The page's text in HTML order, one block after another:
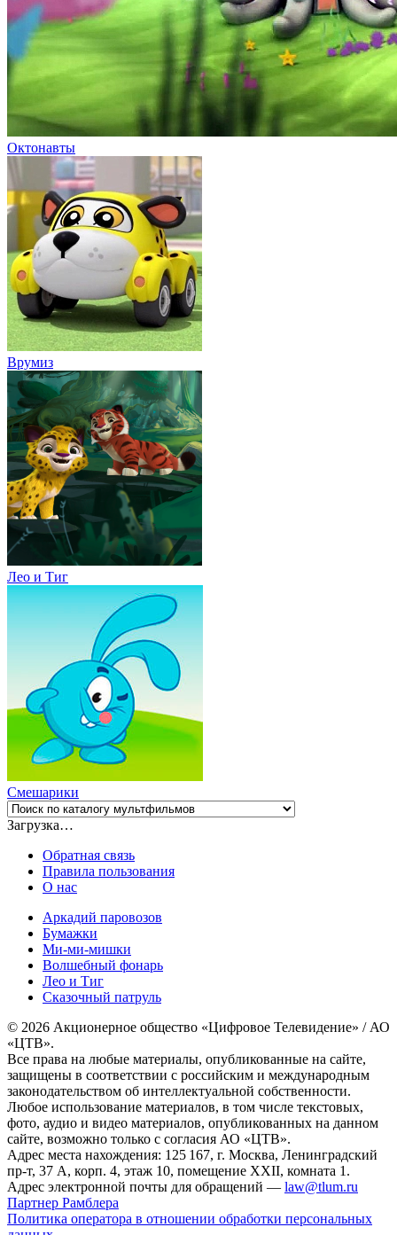
Октонавты
Врумиз
Лео и Тиг
Смешарики
Загрузка…
Обратная связь
Правила пользования
О нас
Аркадий паровозов
Бумажки
Ми-ми-мишки
Волшебный фонарь
Лео и Тиг
Сказочный патруль
© 2026 Акционерное общество «Цифровое Телевидение» / АО
«ЦТВ».
Все права на любые материалы, опубликованные на сайте,
защищены в соответствии с российским и международным
законодательством об интеллектуальной собственности.
Любое использование материалов, в том числе текстовых,
фото, аудио и видео материалов, опубликованных на данном
сайте, возможно только с согласия АО «ЦТВ».
Адрес места нахождения: 125 167, г. Москва, Ленинградский
пр-т, 37 А, корп. 4, этаж 10, помещение XXII, комната 1.
Адрес электронной почты для обращений — law@tlum.ru
Партнер Рамблера
Политика оператора в отношении обработки персональных